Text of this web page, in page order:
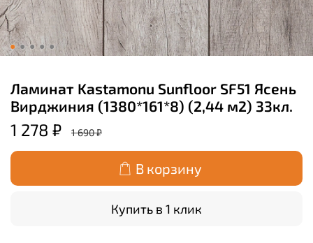
Ламинат Kastamonu Sunfloor SF51 Ясень
Вирджиния (1380*161*8) (2,44 м2) 33кл.
1 278 ₽ 1 690 ₽
В корзину
Купить в 1 клик